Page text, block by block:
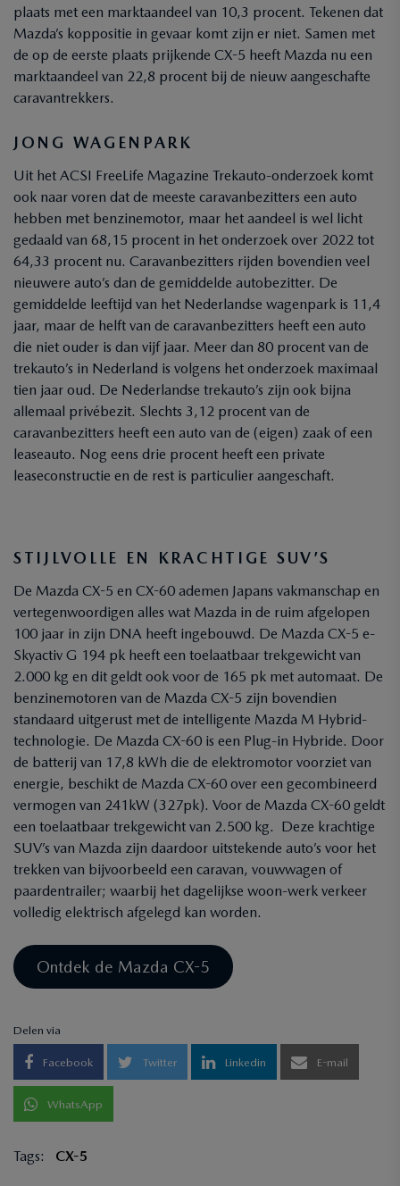
plaats met een marktaandeel van 10,3 procent. Tekenen dat
Mazda’s koppositie in gevaar komt zijn er niet. Samen met
de op de eerste plaats prijkende CX-5 heeft Mazda nu een
marktaandeel van 22,8 procent bij de nieuw aangeschafte
caravantrekkers.
JONG WAGENPARK
Uit het ACSI FreeLife Magazine Trekauto-onderzoek komt
ook naar voren dat de meeste caravanbezitters een auto
hebben met benzinemotor, maar het aandeel is wel licht
gedaald van 68,15 procent in het onderzoek over 2022 tot
64,33 procent nu. Caravanbezitters rijden bovendien veel
nieuwere auto’s dan de gemiddelde autobezitter. De
gemiddelde leeftijd van het Nederlandse wagenpark is 11,4
jaar, maar de helft van de caravanbezitters heeft een auto
die niet ouder is dan vijf jaar. Meer dan 80 procent van de
trekauto’s in Nederland is volgens het onderzoek maximaal
tien jaar oud. De Nederlandse trekauto’s zijn ook bijna
allemaal privébezit. Slechts 3,12 procent van de
caravanbezitters heeft een auto van de (eigen) zaak of een
leaseauto. Nog eens drie procent heeft een private
leaseconstructie en de rest is particulier aangeschaft.
STIJLVOLLE EN KRACHTIGE SUV’S
De Mazda CX-5 en CX-60 ademen Japans vakmanschap en
vertegenwoordigen alles wat Mazda in de ruim afgelopen
100 jaar in zijn DNA heeft ingebouwd. De Mazda CX-5 e-
Skyactiv G 194 pk heeft een toelaatbaar trekgewicht van
2.000 kg en dit geldt ook voor de 165 pk met automaat. De
benzinemotoren van de Mazda CX-5 zijn bovendien
standaard uitgerust met de intelligente Mazda M Hybrid-
technologie. De Mazda CX-60 is een Plug-in Hybride. Door
de batterij van 17,8 kWh die de elektromotor voorziet van
energie, beschikt de Mazda CX-60 over een gecombineerd
vermogen van 241kW (327pk). Voor de Mazda CX-60 geldt
een toelaatbaar trekgewicht van 2.500 kg. Deze krachtige
SUV’s van Mazda zijn daardoor uitstekende auto’s voor het
trekken van bijvoorbeeld een caravan, vouwwagen of
paardentrailer; waarbij het dagelijkse woon-werk verkeer
volledig elektrisch afgelegd kan worden.
Ontdek de Mazda CX-5
Delen via
Facebook Twitter Linkedin E-mail
WhatsApp
Tags: CX-5